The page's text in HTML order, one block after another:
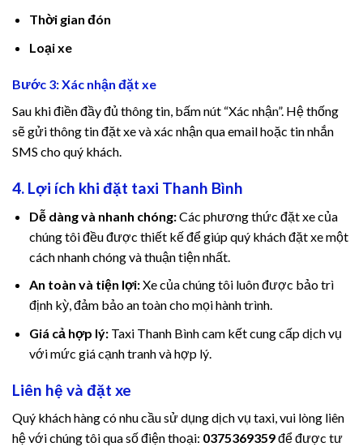
Thời gian đón
Loại xe
Bước 3: Xác nhận đặt xe
Sau khi điền đầy đủ thông tin, bấm nút “Xác nhận”. Hệ thống
sẽ gửi thông tin đặt xe và xác nhận qua email hoặc tin nhắn
SMS cho quý khách.
4. Lợi ích khi đặt taxi Thanh Bình
Dễ dàng và nhanh chóng:Các phương thức đặt xe của
chúng tôi đều được thiết kế để giúp quý khách đặt xe một
cách nhanh chóng và thuận tiện nhất.
An toàn và tiện lợi:Xe của chúng tôi luôn được bảo trì
định kỳ, đảm bảo an toàn cho mọi hành trình.
Giá cả hợp lý:Taxi Thanh Bình cam kết cung cấp dịch vụ
với mức giá cạnh tranh và hợp lý.
Liên hệ và đặt xe
Quý khách hàng có nhu cầu sử dụng dịch vụ taxi, vui lòng liên
hệ với chúng tôi qua số điện thoại: 0375369359để được tư